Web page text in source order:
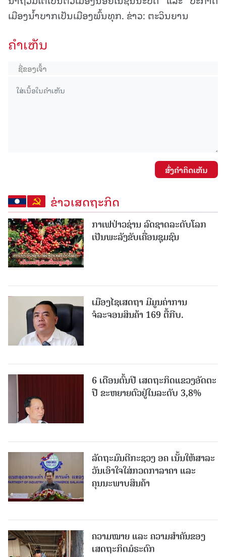
ເມືອງນໍ້າບາກເປັນເມືອງພົ້ນທຸກ. ຂ່າວ: ຕະວິນຍານ
ຄໍາເຫັນ
ສົ່ງຄໍາຄິດເຫັນ
ຂ່າວເສດຖະກິດ
ກາເຟປ່າວຊ່ານ ລົດຊາດລະດັບໂລກ
ເປັນພະລັງຂັບເຄື່ອນຊຸມຊົນ
ເມືອງໄຊເສດຖາ ມີມູນຄ່າການ
ຈໍລະຈອນສິນຄ້າ 169 ຕື້ກີບ.
6 ເດືອນຕົ້ນປີ ເສດຖະກິດແຂວງອັດຕະ
ປື ຂະຫຍາຍຕົວຢູ່ໃນລະດັບ 3,8%
ລັດຖະມົນຕີກະຊວງ ອຄ ເນັ້ນໃຫ້ສາລະ
ວັນເອົາໃຈໃສ່ກວດກາລາຄາ ແລະ
ຄຸນນະພາບສິນຄ້າ
ຄວາມໝາຍ ແລະ ຄວາມສໍາຄັນຂອງ
ເສດຖະກິດມໍຣະດົກ